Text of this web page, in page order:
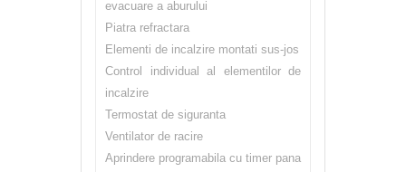
evacuare a aburului
Piatra refractara
Elementi de incalzire montati sus-jos
Control individual al elementilor de
incalzire
Termostat de siguranta
Ventilator de racire
Aprindere programabila cu timer pana